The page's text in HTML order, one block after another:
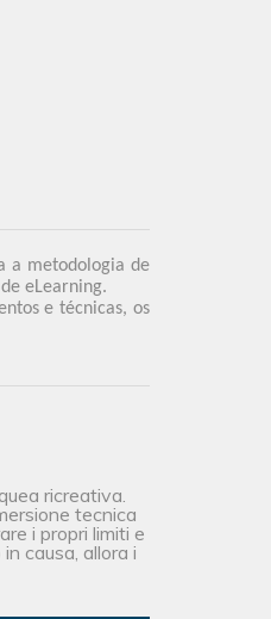
a metodologia de
eLearning.
e técnicas, os
ricreativa.
tecnica
i propri limiti e
causa, allora i